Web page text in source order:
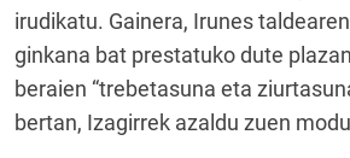
irudikatu. Gainera, Irunes
ginkana bat prestatuko dute
beraien “trebetasuna eta
bertan, Izagirrek azaldu zuen